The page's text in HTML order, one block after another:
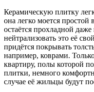
Керамическую плитку
она легко моется простой
остаётся прохладной
нейтрализовать это её
придётся покрывать
например, коврами.
квартиру, полы которой
плитки, немного
случае её жильцы будут